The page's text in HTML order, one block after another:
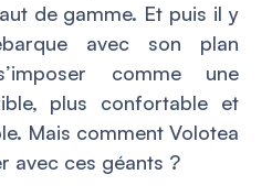
de gamme. Et puis il y
avec son plan
comme une
plus confortable et
Mais comment Volotea
avec ces géants ?